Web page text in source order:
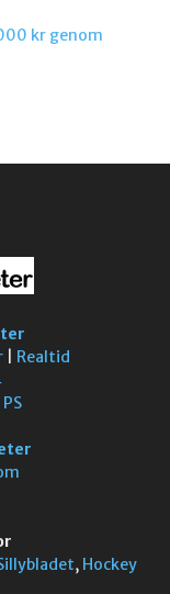
Realtid
, Hockey